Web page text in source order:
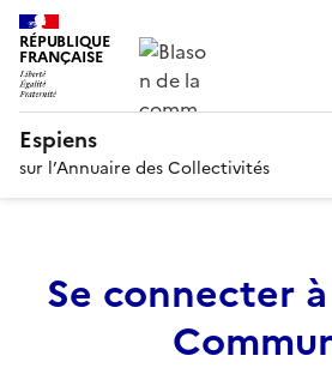
RÉPUBLIQUE
FRANÇAISE
Espiens
sur l’Annuaire des Collectivités
Se connecter